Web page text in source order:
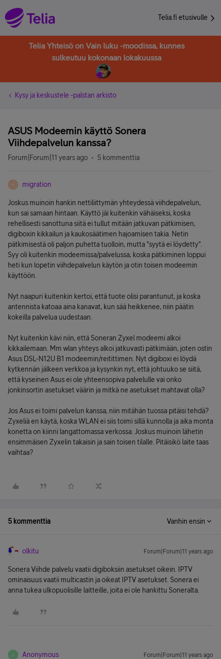
Telia.fi etusivulle
Telia Yhteisö on Vain luku -moodissa, kunnes
sulkeutuu kokonaan lokakuussa
Kysy ja keskustele -palstan arkisto
ASUS Modeemin käyttö Sonera
Viihdepalvelun kanssa?
Forum|Forum|11 years ago 5 kommenttia
M migration
Joskus muinoin hankin nettiliittymän yhteydessä viihdepalvelun,
kun sai samaan hintaan. Käyttö jäi kuitenkin vähäiseksi, koska
rehellisesti sanottuna siitä ei tullut mitään jatkuvan pätkimisen,
digiboxin kikkailun ja kaukosäätimen hajoamisen takia. Netin
pätkimisestä oli paljon puhetta tuolloin, mutta "syytä ei löydetty".
Syy oli kuitenkin modeemissa/palvelussa, koska pätkiminen loppui
heti kun lopetin viihdepalvelun käytön ja otin toisen modeemin
käyttöön.
Nyt naapuri kuitenkin kertoi, että tuote olisi parantunut, ja koska
antennista katoaa aina kanavat, kun sää heikkenee, niin päätin
kokeilla palvelua uudestaan.
Nyt kuitenkin kävi niin, että Soneran Zyxel modeemi alkoi
kikkailemaan. Mm wlan yhteys alkoi jatkuvasti pätkimään, joten ostin
Asus DSL-N12U B1 modeemin/reitittimen. Nyt digiboxi ei löydä
kytkennän jälkeen verkkoa ja kysynkin nyt, että johtuuko se siitä,
että kyseinen Asus ei ole yhteensopiva palvelulle vai onko
jonkinsortin asetukset väärin ja mitkä ne asetukset mahtavat olla?
Jos Asus ei toimi palvelun kanssa, niin mitähän tuossa pitäisi tehdä?
Zyxeliä en käytä, koska WLAN ei siis toimi sillä kunnolla ja aika monta
konetta on kiinni langattomassa verkossa. Joskus muinoin lähetin
ensimmäisen Zyxelin takaisin ja sain toisen tilalle. Pitäisikö laite taas
vaihtaa?
5 kommenttia Vanhin ensin
olkitu Forum|Forum|11 years ago
Sonera Viihde palvelu vaatii digiboksiin asetukset oikein. IPTV
ominaisuus vaatii multicastin ja oikeat IPTV asetukset. Sonera ei
anna tukea ulkopuolisille laitteille, joita ei ole hankittu Soneralta.
A Anonymous Forum|Forum|11 years ago